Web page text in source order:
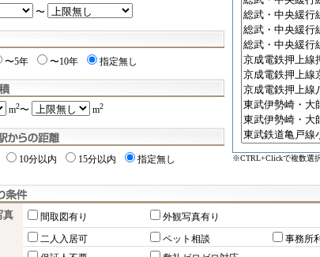
〜
〜5年 〜10年 指定無し
m2〜 m2
10分以内 15分以内 指定無し ※CTRL+Clickで複数選
真 間取図有り 外観写真有り
二人入居可 ペット相談 事務所